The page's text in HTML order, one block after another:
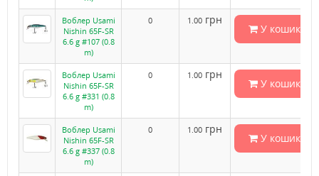
Воблер Usami
Nishin 65F-SR
6.6 g #107 (0.8
m)
0 1.00 грн
У кошик
Воблер Usami
Nishin 65F-SR
6.6 g #331 (0.8
m)
0 1.00 грн
У кошик
Воблер Usami
Nishin 65F-SR
6.6 g #337 (0.8
m)
0 1.00 грн
У кошик